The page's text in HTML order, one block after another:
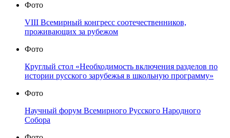
Фото
VIII Всемирный конгресс соотечественников,
проживающих за рубежом
Фото
Круглый стол «Необходимость включения разделов по
истории русского зарубежья в школьную программу»
Фото
Научный форум Всемирного Русского Народного
Собора